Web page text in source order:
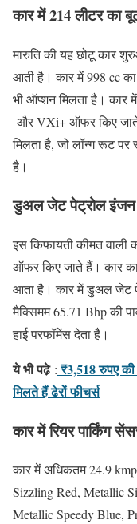
कार में 214 लीटर का
मारुति की यह छोटू कार
आती है। कार में 998 cc
भी ऑप्शन मिलता है। कार
और VXi+ ऑफर किए
मिलता है, जो लॉन्ग रूट
है।
डुअल जेट पेट्रोल इंजन
इस किफायती कीमत वाली
ऑफर किए जाते हैं। कार
आता है। कार में डुअल जेट
मैक्सिमम 65.71 Bhp की
हाई परफॉमेंस देता है।
ये भी पढे़: ₹3,518 रुपए
मिलते हैं ढेरों फीचर्स
कार में रियर पार्किंग
कार में अधिकतम 24.9
Sizzling Red, Metallic
Metallic Speedy Blue,